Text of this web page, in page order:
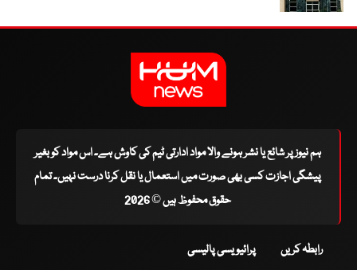
ہم نیوز پر شائع یا نشر ہونے والا مواد ادارتی ٹیم کی کاوش ہے۔ اس مواد کو بغیر
پیشگی اجازت کسی بھی صورت میں استعمال یا نقل کرنا درست نہیں۔ تمام
حقوق محفوظ ہیں © 2026
رابطہ کریں پرائیویسی پالیسی